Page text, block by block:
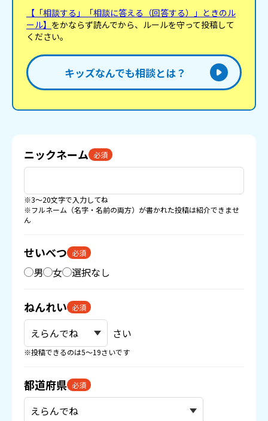
【「相談する」「相談に答える（回答する）」ときのル
ール】 をかならず読んでから、ルールを守って投稿して
ください。
キッズなんでも相談とは？
ニックネーム 必須
※3〜20文字で入力してね
※フルネーム（名字・名前の両方）が書かれた投稿は紹介できませ
ん
せいべつ 必須
男 女 選択なし
ねんれい 必須
さい
※投稿できるのは5〜19さいです
都道府県 必須